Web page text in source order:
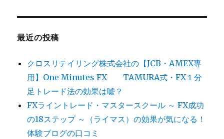
最近の投稿
クロスリテイリング株式会社の【JCB・AMEX専
用】One Minutes FX TAMURA式・FX１分
足トレード法の効果は嘘？
FXライントレード・マスタースクール ～ FX成功
の18ステップ ～（ライマス）の効果が気になる！
体験ブログの口コミ